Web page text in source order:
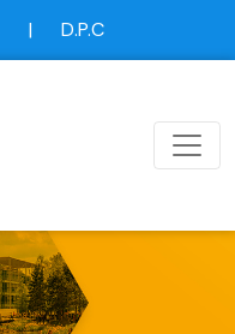
| D.P.C